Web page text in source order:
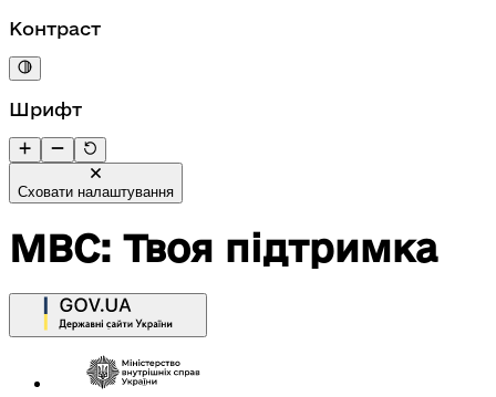
Контраст
Шрифт
Сховати налаштування
МВС: Твоя підтримка